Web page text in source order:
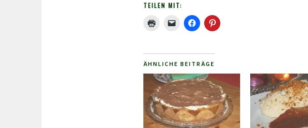
TEILEN MIT:
ÄHNLICHE BEITRÄGE